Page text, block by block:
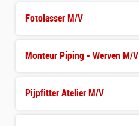
Fotolasser M/V
Monteur Piping - Werven M/V
Pijpfitter Atelier M/V